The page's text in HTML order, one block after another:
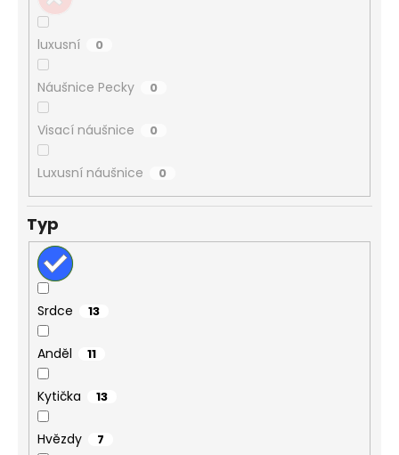
luxusní 0
Náušnice Pecky 0
Visací náušnice 0
Luxusní náušnice 0
Typ
Srdce 13
Anděl 11
Kytička 13
Hvězdy 7